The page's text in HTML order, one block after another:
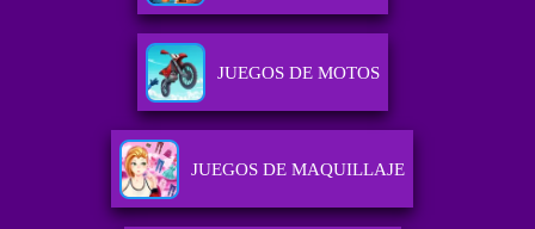
JUEGOS DE MOTOS
JUEGOS DE MAQUILLAJE